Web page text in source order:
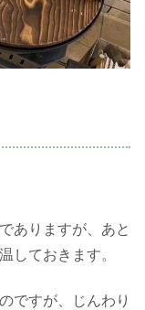
ありますが、あと
しておきます。
ですが、じんわり